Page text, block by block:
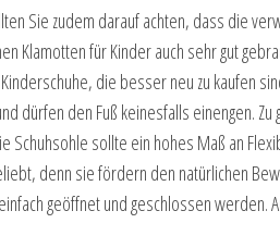
Sie zudem darauf achten, dass die
Klamotten für Kinder auch sehr gut
die besser neu zu kaufen
dürfen den Fuß keinesfalls einengen.
Schuhsohle sollte ein hohes Maß an
denn sie fördern den natürlichen
geöffnet und geschlossen werden.